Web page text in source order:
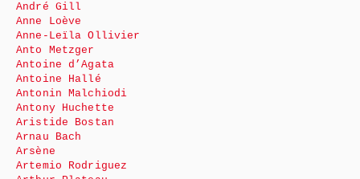
André Gill
Anne Loève
Anne-Leïla Ollivier
Anto Metzger
Antoine d’Agata
Antoine Hallé
Antonin Malchiodi
Antony Huchette
Aristide Bostan
Arnau Bach
Arsène
Artemio Rodriguez